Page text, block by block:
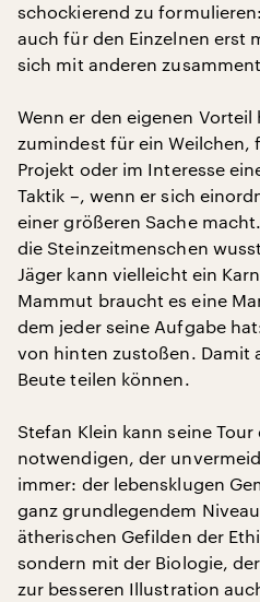
schockierend zu
auch für den Einzelnen erst
sich mit anderen
Wenn er den eigenen
zumindest für ein Weilchen,
Projekt oder im Interesse
Taktik –, wenn er sich
einer größeren Sache
die Steinzeitmenschen
Jäger kann vielleicht ein
Mammut braucht es eine
dem jeder seine Aufgabe
von hinten zustoßen. Damit
Beute teilen können.
Stefan Klein kann seine
notwendigen, der
immer: der lebensklugen
ganz grundlegendem
ätherischen Gefilden der
sondern mit der Biologie,
zur besseren Illustration